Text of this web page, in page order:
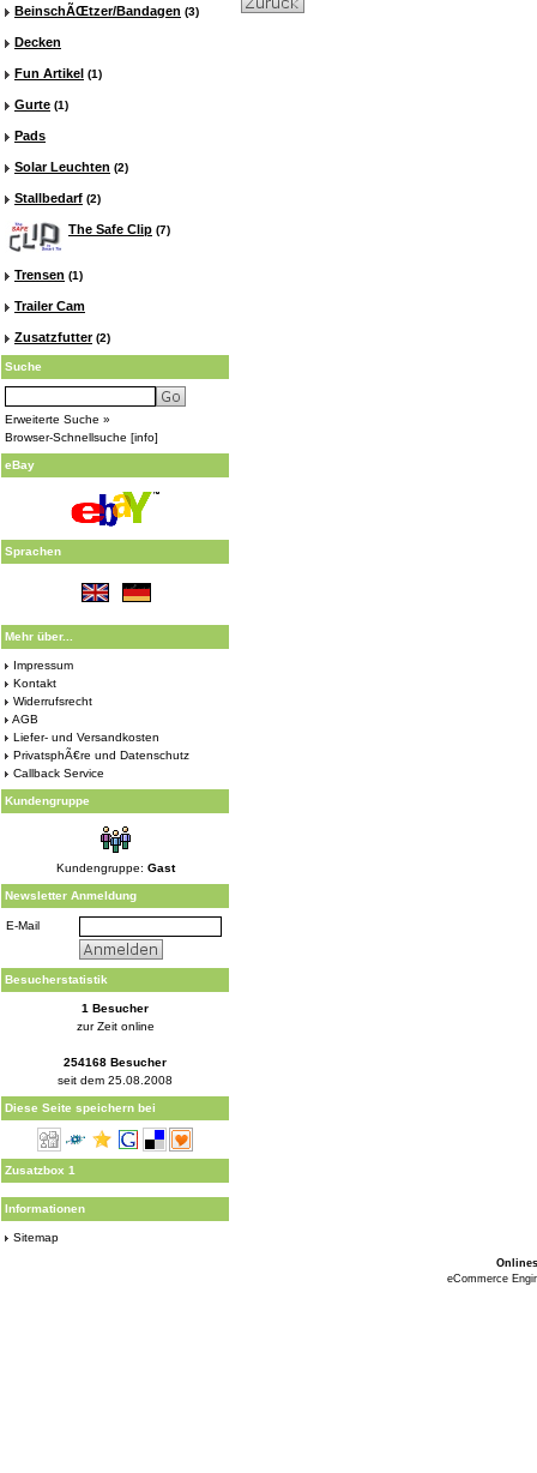
BeinschÃŒtzer/Bandagen (3)
Decken
Fun Artikel (1)
Gurte (1)
Pads
Solar Leuchten (2)
Stallbedarf (2)
The Safe Clip (7)
Trensen (1)
Trailer Cam
Zusatzfutter (2)
Suche
Erweiterte Suche »
Browser-Schnellsuche [info]
eBay
Sprachen
Mehr über...
Impressum
Kontakt
Widerrufsrecht
AGB
Liefer- und Versandkosten
PrivatsphÃ€re und Datenschutz
Callback Service
Kundengruppe
Kundengruppe: Gast
Newsletter Anmeldung
E-Mail
Besucherstatistik
1 Besucher
zur Zeit online
254168 Besucher
seit dem 25.08.2008
Diese Seite speichern bei
Zusatzbox 1
Informationen
Sitemap
eCommerce